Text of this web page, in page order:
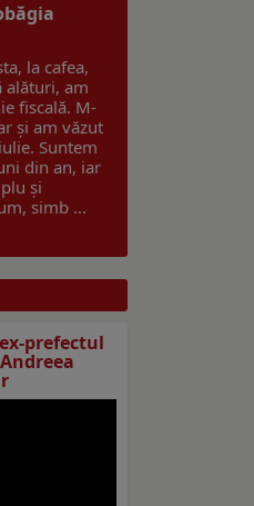
la cafea,
alături, am
fiscală. M-
și am văzut
Suntem
din an, iar
și
simb ...
prefectul